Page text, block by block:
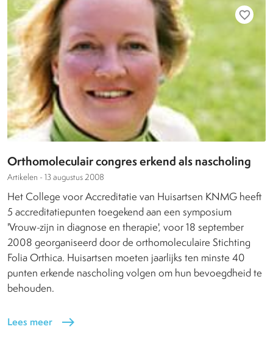
favorite_border
Orthomoleculair congres erkend als nascholing
Artikelen - 13 augustus 2008
Het College voor Accreditatie van Huisartsen KNMG heeft
5 accreditatiepunten toegekend aan een symposium
'Vrouw-zijn in diagnose en therapie', voor 18 september
2008 georganiseerd door de orthomoleculaire Stichting
Folia Orthica. Huisartsen moeten jaarlijks ten minste 40
punten erkende nascholing volgen om hun bevoegdheid te
behouden.
Lees meer east